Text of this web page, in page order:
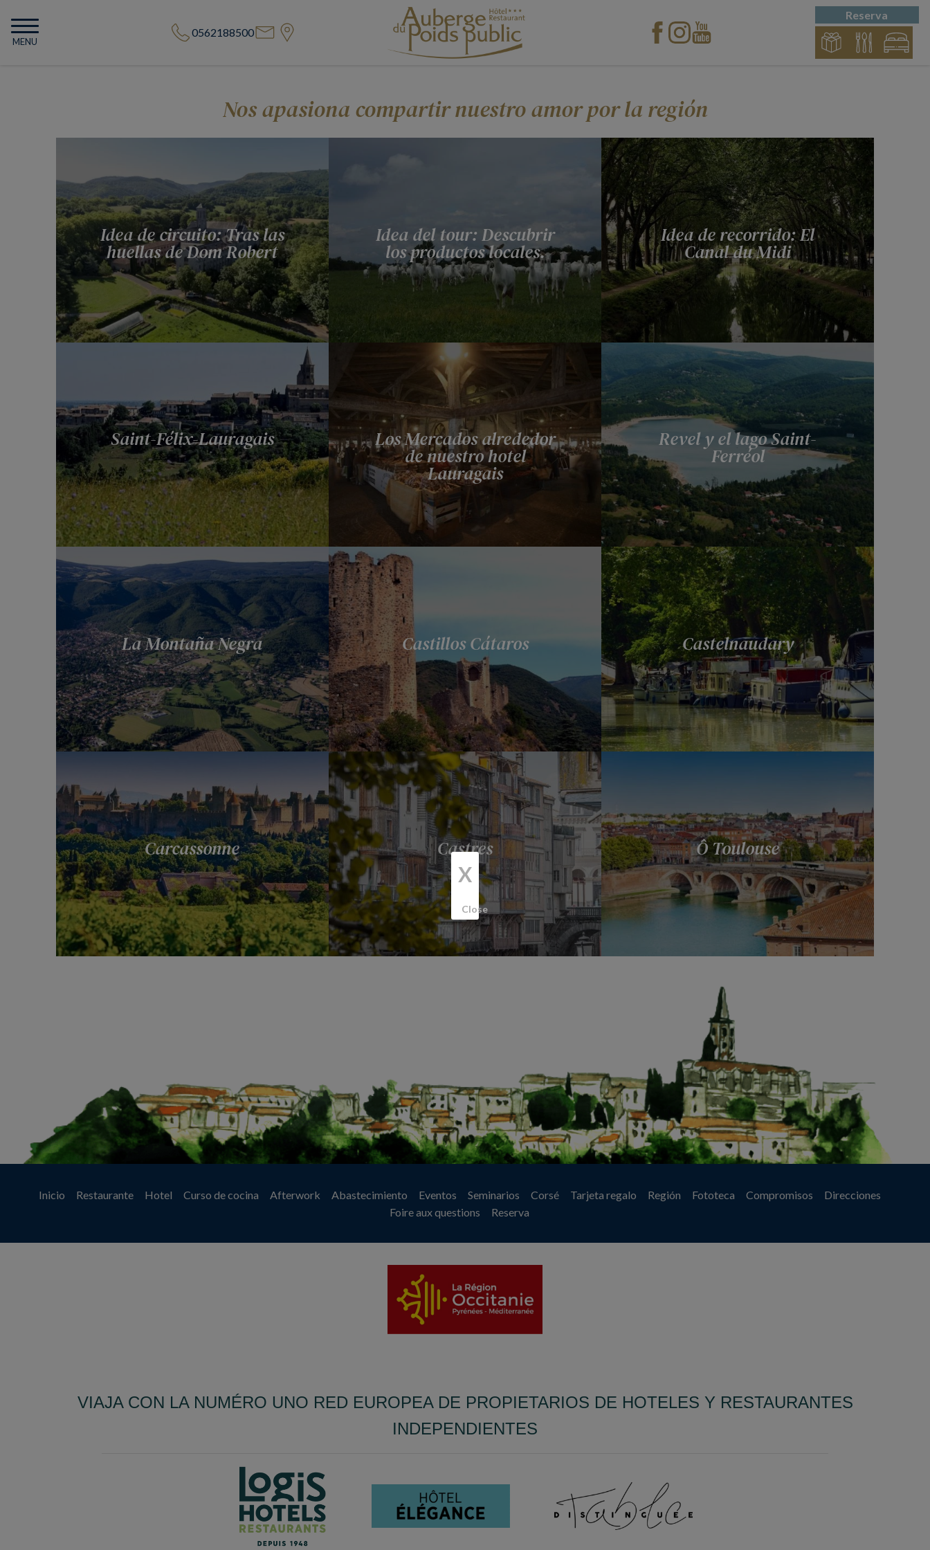
MENU
0562188500
Reserva
Nos apasiona compartir nuestro amor por la región
Idea de circuito: Tras las
huellas de Dom Robert
Idea del tour: Descubrir
los productos locales.
Idea de recorrido: El
Canal du Midi
Saint-Félix-Lauragais Los Mercados alrededor
de nuestro hotel
Lauragais
Revel y el lago Saint-
Ferréol
La Montaña Negra Castillos Cátaros Castelnaudary
Carcassonne Castres Ô Toulouse
Inicio Restaurante Hotel Curso de cocina Afterwork Abastecimiento Eventos Seminarios Corsé Tarjeta regalo Región Fototeca Compromisos
Direcciones
Foire aux questions
Reserva
VIAJA CON LA NUMÉRO UNO RED EUROPEA DE PROPIETARIOS DE HOTELES Y RESTAURANTES
INDEPENDIENTES
X
Close